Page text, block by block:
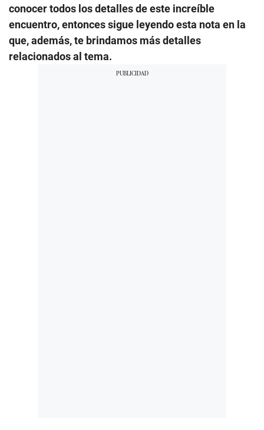
conocer todos los detalles de este increíble
encuentro, entonces sigue leyendo esta nota en la
que, además, te brindamos más detalles
relacionados al tema.